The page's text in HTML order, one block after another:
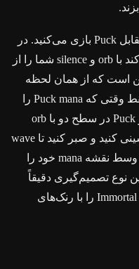
مثال عملی: فرض کنید در مید لاین مقابل Puck بازی می‌کنید. در
ثانیه‌های اول، Puck معمولاً سعی می‌کند با orb و silence شما را از
است که از همان لحظه
اول فاصله مناسب را حفظ کنید و فقط وقتی که Puck mana را
هدر داد، جلو بروید و last hit بزنید. اگر Puck در سطح دو با orb
شما را بزند، بهتر است موقتاً عقب‌نشینی کنید و صبر کنید تا wave
برگردد، سپس با استفاده از runeهای وسط نقشه mana خود را
نوع تصمیم‌گیری دقیقاً
همان چیزی است که تفاوت بازیکنان Immortal را با رنک‌های